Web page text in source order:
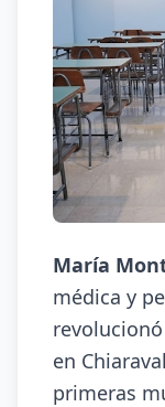
María
médica y
en
primeras